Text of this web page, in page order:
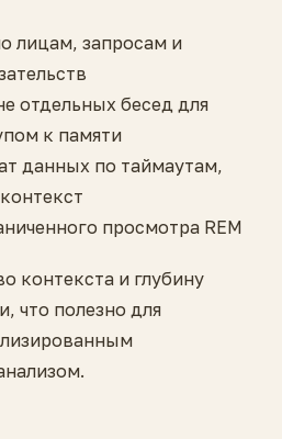
лицам, запросам и
отдельных бесед для
к памяти
данных по таймаутам,
просмотра REM
контекста и глубину
что полезно для